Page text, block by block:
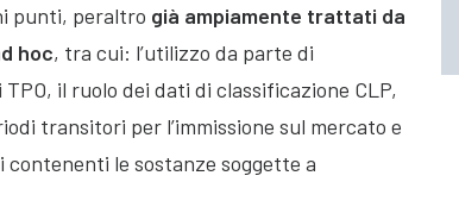
punti, peraltro già ampiamente trattati da
hoc, tra cui: l’utilizzo da parte di
il ruolo dei dati di classificazione CLP,
transitori per l’immissione sul mercato e
contenenti le sostanze soggette a